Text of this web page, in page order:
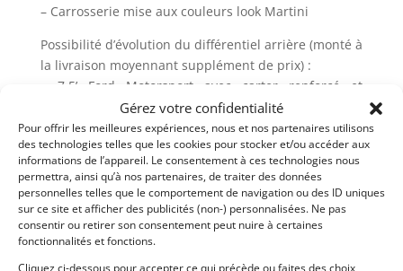
Gérez votre confidentialité
Pour offrir les meilleures expériences, nous et nos partenaires utilisons
des technologies telles que les cookies pour stocker et/ou accéder aux
informations de l’appareil. Le consentement à ces technologies nous
permettra, ainsi qu’à nos partenaires, de traiter des données
personnelles telles que le comportement de navigation ou des ID uniques
sur ce site et afficher des publicités (non-) personnalisées. Ne pas
consentir ou retirer son consentement peut nuire à certaines
fonctionnalités et fonctions.
Cliquez ci-dessous pour accepter ce qui précède ou faites des choix
– Carrosserie mise aux couleurs look Martini
Possibilité d’évolution du différentiel arrière (monté à
la livraison moyennant supplément de prix) :
– 7,5’ Ford Motorsport avec carter renforcé et
différentiel ZF
– 9’ Ford Motorsport
Documents :
– Fiche d’homologation originale A-5466 et VO
correspondantes.
– Passeport technique FFSA.
– Manuel d’utilisation Ford Motorsport.
– Fiche d’homologation d’arceau de sécurité (ONS).